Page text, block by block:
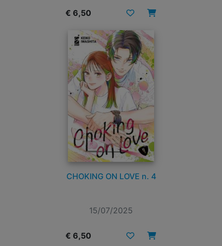
€ 6,50
CHOKING ON LOVE n. 4
15/07/2025
€ 6,50